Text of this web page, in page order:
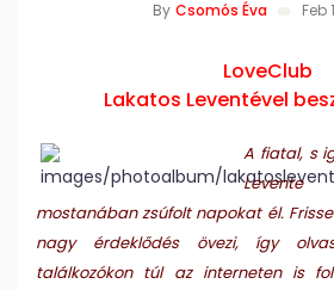
By Csomós Éva Feb
LoveClub
Lakatos Leventével
A fiatal, s
mostanában zsúfolt napokat él.
nagy érdeklődés övezi, így
találkozókon túl az interneten is